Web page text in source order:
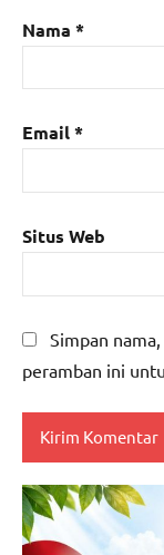
Nama *
Email*
Situs Web
Simpan
peramban ini